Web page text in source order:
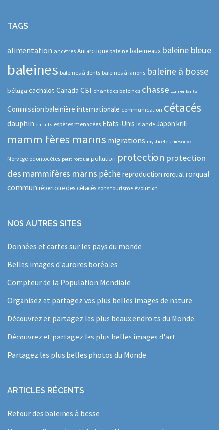
TAGS
alimentation ancêtres Antarctique baleine baleineaux baleine bleue
baleines baleines à dents baleines à fanons baleine à bosse
béluga cachalot Canada CBI chant des baleines chasse coin enfants
Commission baleinière internationale communication cétacés
dauphin enfants espèces menacées Etats-Unis Islande Japon krill
mammifères marins migrations mysticètes mésonyx
Norvège odontocètes petit rorqual pollution protection protection
des mammifères marins pêche reproduction rorqual rorqual
commun répertoire des cétacés sons tourisme évolution
NOS AUTRES SITES
Données et cartes sur les pays du monde
Belles images d'aurores boréales
Compteur de la Population Mondiale
Organisez et partagez vos plus belles images de nature
Découvrez et partagez les plus beaux endroits du Monde
Découvrez et partagez les plus belles images d'art
Partagez les plus belles photos du Monde
ARTICLES RÉCENTS
Retour des baleines à bosse